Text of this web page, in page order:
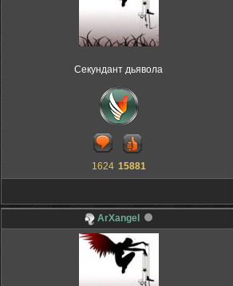
Секундант дьявола
1624 15881
ArXangel